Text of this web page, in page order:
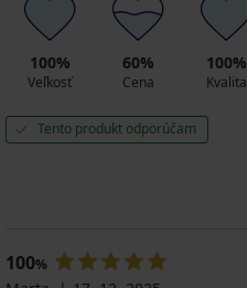
100%
Veľkosť
60%
Cena
100%
Kvalita
Tento produkt odporúčam
100%